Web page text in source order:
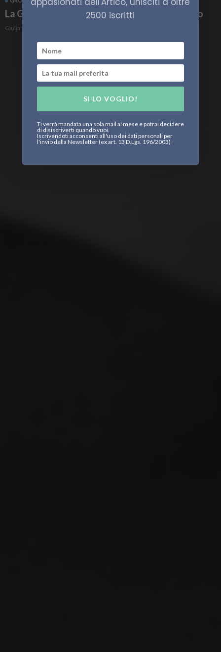
La Groenlandia al centro del futuro dell’Artico
Giulia Sacchi
2500 iscritti
SI LO VOGLIO!
Ti verrà mandata una sola mail al mese e potrai decidere
di disiscriverti quando vuoi.
Iscrivendoti acconsenti all'uso dei dati personali per
l'invio della Newsletter (ex art. 13 D.Lgs. 196/2003)